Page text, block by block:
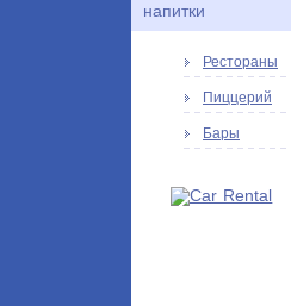
напитки
Рестораны
Пиццерий
Бары